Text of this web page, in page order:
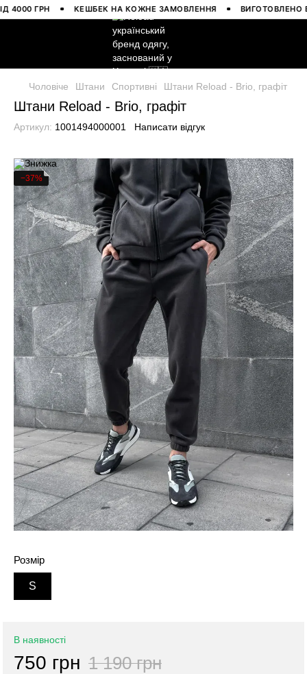
ГРН КЕШБЕК НА КОЖНЕ ЗАМОВЛЕННЯ ВИГОТОВЛЕНО В
Чоловіче Штани Спортивні Штани Reload - Brio, графіт
Штани Reload - Brio, графіт
Артикул: 1001494000001 Написати відгук
−37%
Розмір
S
В наявності
750 грн 1 190 грн